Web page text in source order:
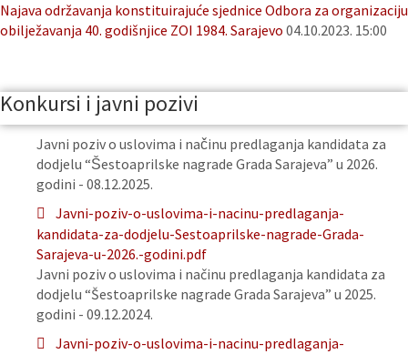
Najava održavanja konstituirajuće sjednice Odbora za organizaciju
obilježavanja 40. godišnjice ZOI 1984. Sarajevo 04.10.2023. 15:00
Konkursi i javni pozivi
Javni poziv o uslovima i načinu predlaganja kandidata za
dodjelu “Šestoaprilske nagrade Grada Sarajeva” u 2026.
godini - 08.12.2025.
Javni-poziv-o-uslovima-i-nacinu-predlaganja-
kandidata-za-dodjelu-Sestoaprilske-nagrade-Grada-
Sarajeva-u-2026.-godini.pdf
Javni poziv o uslovima i načinu predlaganja kandidata za
dodjelu “Šestoaprilske nagrade Grada Sarajeva” u 2025.
godini - 09.12.2024.
Javni-poziv-o-uslovima-i-nacinu-predlaganja-